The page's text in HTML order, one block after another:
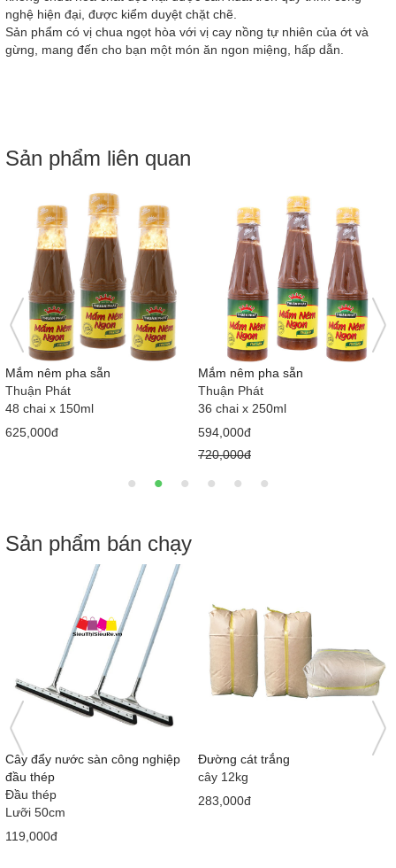
nghệ hiện đại, được kiểm duyệt chặt chẽ.
Sản phẩm có vị chua ngọt hòa với vị cay nồng tự nhiên của ớt và
gừng, mang đến cho bạn một món ăn ngon miệng, hấp dẫn.
Sản phẩm liên quan
Mắm Nêm Ngon Pha Sẵn
Thuận Phát
12 chai x 1,1kg
610,000đ
Tương ớt
Chinsu
24 chai x 250g
300,000đ
312,000đ
Sản phẩm bán chạy
Nước tương Mekong Nắp hồng
415ml x 12 chai
58,000đ
Bàn cầu 1 khối giá rẻ MS5001
Loại 1
710x380x630 mm